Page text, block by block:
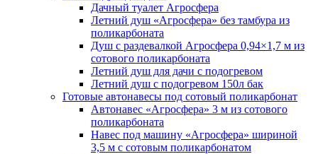
Дачный туалет Агросфера
Летний душ «Агросфера» без тамбура из
поликарбоната
Душ с раздевалкой Агросфера 0,94×1,7 м из
сотового поликарбоната
Летний душ для дачи с подогревом
Летний душ с подогревом 150л бак
Готовые автонавесы под сотовый поликарбонат
Автонавес «Агросфера» 3 м из сотового
поликарбоната
Навес под машину «Агросфера» шириной
3,5 м с сотовым поликарбонатом